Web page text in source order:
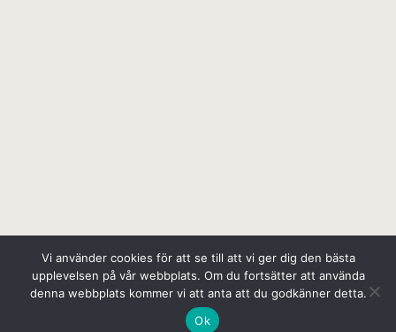
Vi använder cookies för att se till att vi ger dig den bästa
upplevelsen på vår webbplats. Om du fortsätter att använda
denna webbplats kommer vi att anta att du godkänner detta.
Ok